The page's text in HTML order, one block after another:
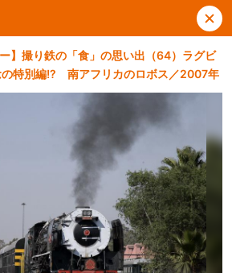
ー】撮り鉄の「食」の思い出（64）ラグビ
の特別編!? 南アフリカのロボス／2007年